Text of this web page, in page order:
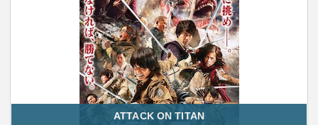
ATTACK ON TITAN